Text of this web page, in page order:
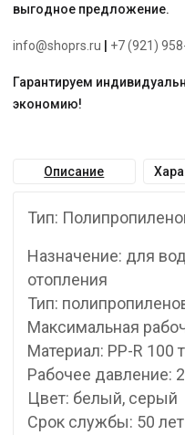
выгодное предложение.
info@shoprs.ru +7 (921)
Гарантируем
экономию!
Описание
Тип:
Назначение: для
отопления
Тип:
Максимальная
Материал: PP-R 100
Рабочее давление:
Цвет: белый, серый
Срок службы: 50 лет